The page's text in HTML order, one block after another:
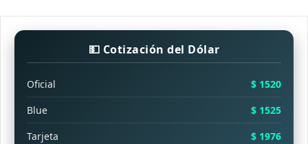
💵 Cotización del Dólar
Oficial
$ 1520
Blue
$ 1525
Tarjeta
$ 1976